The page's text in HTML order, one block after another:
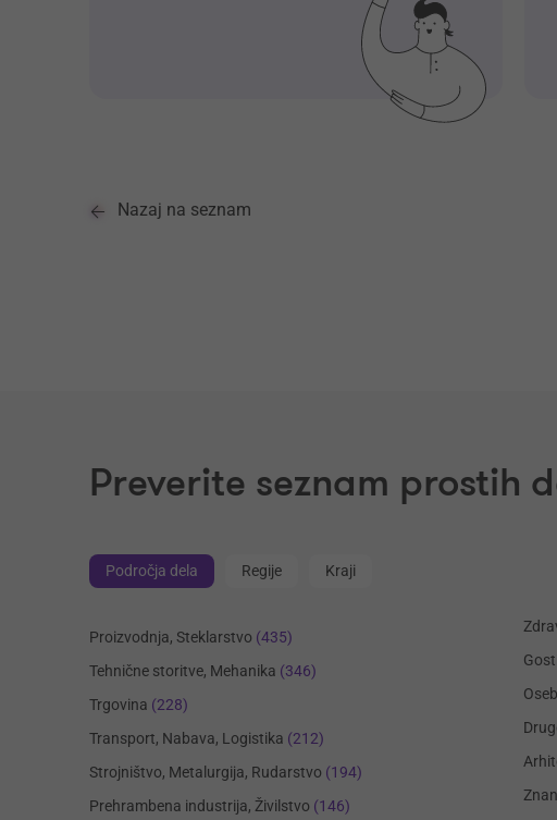
Nazaj na seznam
Preverite seznam prostih
Področja dela Regije Kraji
Proizvodnja, Steklarstvo (435)
Tehnične storitve, Mehanika (346)
Trgovina (228)
Transport, Nabava, Logistika (212)
Strojništvo, Metalurgija, Rudarstvo (194)
Prehrambena industrija, Živilstvo (146)